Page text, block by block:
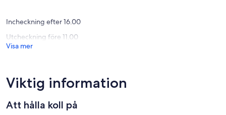
Incheckning efter 16.00
Utcheckning före 11.00
Visa mer
Viktig information
Att hålla koll på